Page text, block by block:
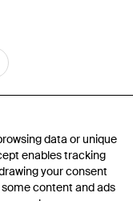
data or unique
enables tracking
your consent
content and ads